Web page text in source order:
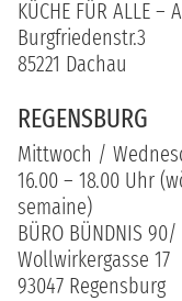
KÜCHE FÜR ALLE
Burgfriedenstr.3
85221 Dachau
REGENSBURG
16.00 – 18.00 Uhr
semaine)
BÜRO BÜNDNIS 90/
Wollwirkergasse 17
93047 Regensburg